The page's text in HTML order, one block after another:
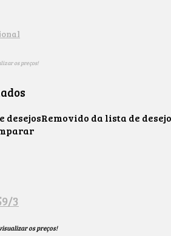
os preços!
desejosRemovido da lista de
3
os preços!